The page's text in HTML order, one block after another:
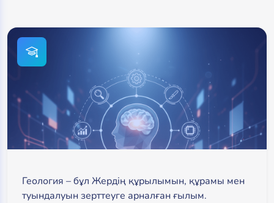
Геология – бұл Жердің құрылымын, құрамы мен
туындалуын зерттеуге арналған ғылым.